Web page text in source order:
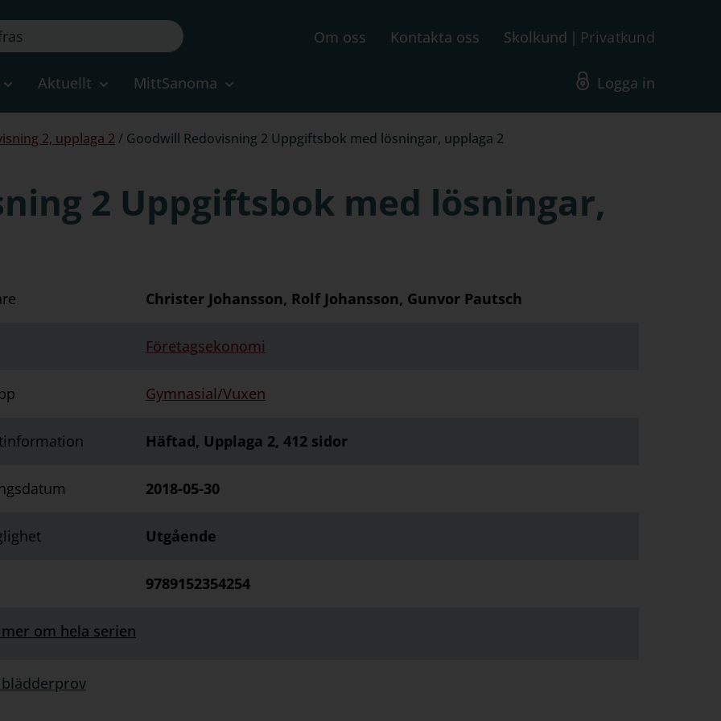
Om oss Kontakta oss Skolkund Privatkund
Aktuellt MittSanoma Logga in
2, upplaga 2 / Goodwill Redovisning 2 Uppgiftsbok med lösningar, upplaga 2
2 Uppgiftsbok med lösningar,
Christer Johansson, Rolf Johansson, Gunvor Pautsch
Företagsekonomi
Gymnasial/Vuxen
Häftad, Upplaga 2, 412 sidor
2018-05-30
Utgående
9789152354254
mer om hela serien
blädderprov